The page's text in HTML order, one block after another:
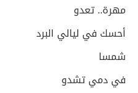
مهرة.. تعدو
أحسك في ليالي البرد
شمسا
في دمي تشدو